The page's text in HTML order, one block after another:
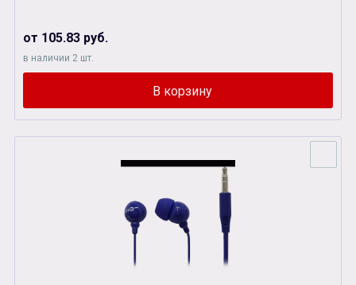
от 105.83 руб.
в наличии 2 шт.